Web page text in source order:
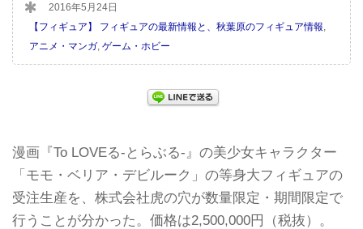
2016年5月24日
【フィギュア】 フィギュアの最新情報と、秋葉原のフィギュア情報
アニメ・マンガ ゲーム・ホビー
漫画『To LOVEる-とらぶる-』の美少女キャラクター
「モモ・ベリア・デビルーク」の等身大フィギュアの
受注生産を、株式会社虎の穴が数量限定・期間限定で
行うことが分かった。価格は2,500,000円（税抜）。